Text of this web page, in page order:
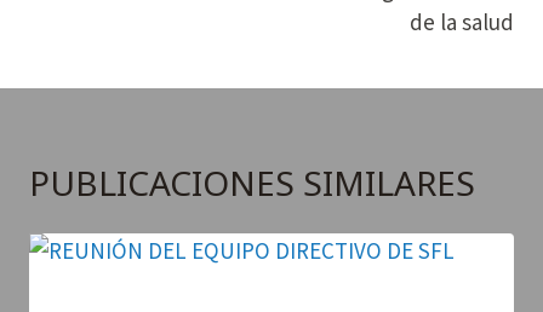
de la salud
PUBLICACIONES SIMILARES